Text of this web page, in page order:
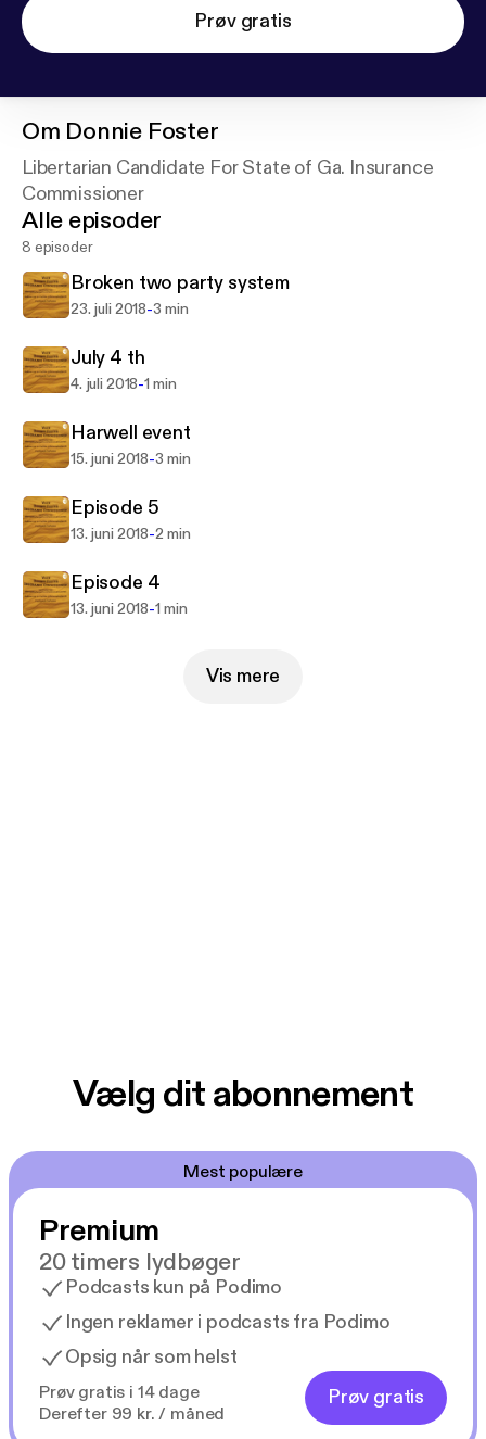
Prøv gratis
Om Donnie Foster
Libertarian Candidate For State of Ga. Insurance
Commissioner
Alle episoder
8 episoder
Broken two party system
23. juli 2018-3 min
July 4 th
4. juli 2018-1 min
Harwell event
15. juni 2018-3 min
Episode 5
13. juni 2018-2 min
Episode 4
13. juni 2018-1 min
Vis mere
Vælg dit abonnement
Mest populære
Premium
20 timers lydbøger
Podcasts kun på Podimo
Ingen reklamer i podcasts fra Podimo
Opsig når som helst
Prøv gratis i 14 dage
Derefter 99 kr. / måned
Prøv gratis